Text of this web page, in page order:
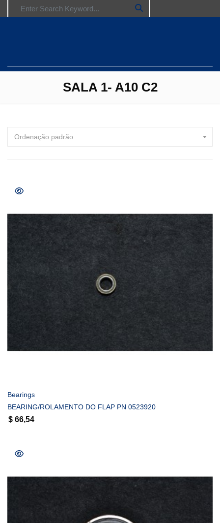
SALA 1- A10 C2
Ordenação padrão
Bearings
BEARING/ROLAMENTO DO FLAP PN 0523920
$ 66,54